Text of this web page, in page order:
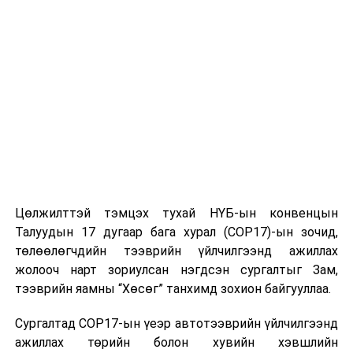
ЭМЯ-ны Хүүхэд судлалын мэргэжлийн салбар
зөвлөл, ЭХЭМҮТ-ийн ТСА-нд цаг хугацаанд нь
ирүүлэхийг сануулав.
УНШСАН: 1548
ДАРААХ МЭДЭЭ
Боловсролын салбарын их өгөгдлийг шинжлэх ажлын
Цөлжилттэй тэмцэх тухай НҮБ-ын конвенцын
Талуудын 17 дугаар бага хурал (COP17)-ын зочид,
төлөөлөгчдийн тээврийн үйлчилгээнд ажиллах
жолооч нарт зориулсан нэгдсэн сургалтыг Зам,
тээврийн яамны “Хөсөг” танхимд зохион байгууллаа.
Сургалтад COP17-ын үеэр автотээврийн үйлчилгээнд
ажиллах төрийн болон хувийн хэвшлийн